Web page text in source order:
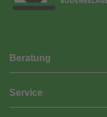
Beratung
Service